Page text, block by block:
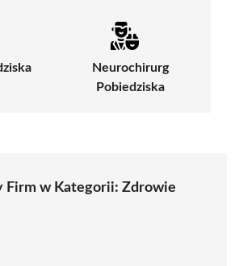
Neurochirurg
Pobiedziska
Firm w Kategorii: Zdrowie